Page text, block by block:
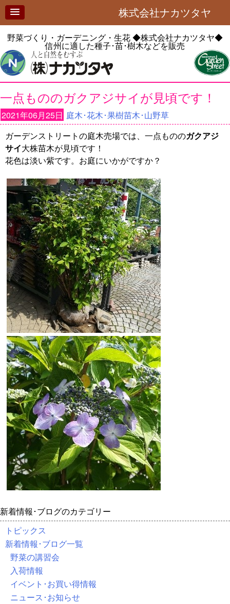
株式会社ナカツタヤ
野菜づくり・ガーデニング・生花◆株式会社ナカツタヤ◆
信州に適した種子･苗･樹木などを販売
一点もののガクアジサイが見頃です！
2021年06月25日 庭木･花木･果樹苗木･山野草
ガーデンストリートの庭木売場では、一点もののガクアジ
サイ大株苗木が見頃です！
花色は淡い紫です。お庭にいかがですか？
新着情報･ブログのカテゴリー
トピックス
新着情報･ブログ一覧
野菜の講習会
入荷情報
イベント･お買い得情報
ニュース･お知らせ